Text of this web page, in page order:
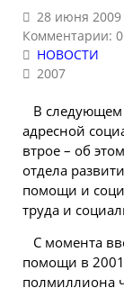
28 июня 2009
Комментарии: 0
НОВОСТИ
2007
В следующем
адресной
втрое – об
отдела
помощи и
труда и
С момента
помощи в
полмиллиона